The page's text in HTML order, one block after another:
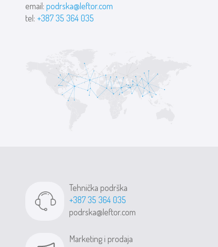
email:podrska@leftor.com
tel: +387 35 364 035
Tehnička podrška
+387 35 364 035
podrska@leftor.com
Marketing i prodaja